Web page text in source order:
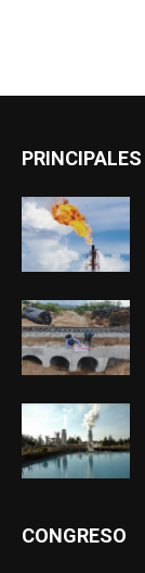
PRINCIPALES
CONGRESO